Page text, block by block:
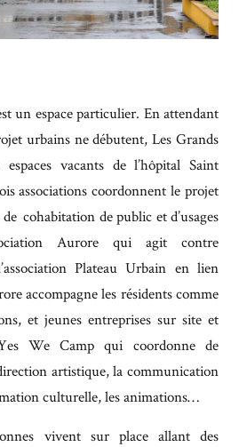
un espace particulier. En attendant
urbains ne débutent, Les Grands
vacants de l’hôpital Saint
associations coordonnent le projet
cohabitation de public et d’usages
Aurore qui agit contre
Plateau Urbain en lien
accompagne les résidents comme
et jeunes entreprises sur site et
We Camp qui coordonne de
artistique, la communication
culturelle, les animations…
vivent sur place allant des